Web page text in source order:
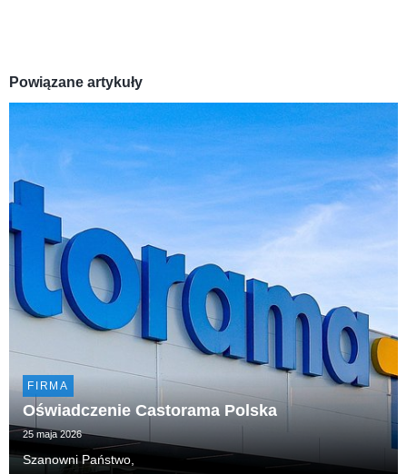
Powiązane artykuły
FIRMA
Oświadczenie Castorama Polska
25 maja 2026
Szanowni Państwo,